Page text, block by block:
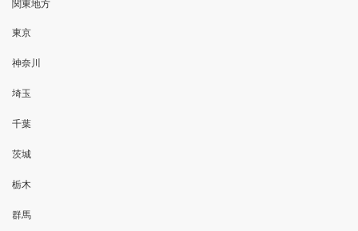
関東地方
東京
神奈川
埼玉
千葉
茨城
栃木
群馬